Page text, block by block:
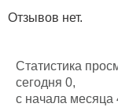
Отзывов нет.
Статистика
сегодня 0,
с начала месяца